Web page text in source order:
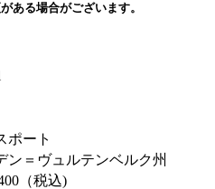
ある場合がございます。
ポート
ン＝ヴュルテンベルク州
（税込)